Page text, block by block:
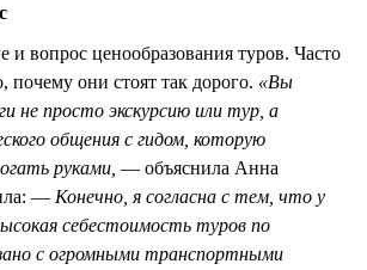
и вопрос ценообразования туров. Часто
почему они стоят так дорого. «Вы
не просто экскурсию или тур, а
общения с гидом, которую
руками, — объяснила Анна
— Конечно, я согласна с тем, что у
себестоимость туров по
с огромными транспортными